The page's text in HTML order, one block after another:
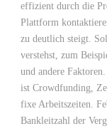
effizient durch die
Plattform
zu deutlich steigt.
verstehst, zum
und andere
ist Crowdfunding,
fixe Arbeitszeiten.
Bankleitzahl der